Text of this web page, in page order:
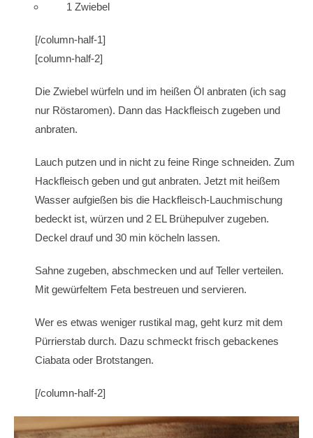
1 Zwiebel
[/column-half-1]
[column-half-2]
Die Zwiebel würfeln und im heißen Öl anbraten (ich sag
nur Röstaromen). Dann das Hackfleisch zugeben und
anbraten.
Lauch putzen und in nicht zu feine Ringe schneiden. Zum
Hackfleisch geben und gut anbraten. Jetzt mit heißem
Wasser aufgießen bis die Hackfleisch-Lauchmischung
bedeckt ist, würzen und 2 EL Brühepulver zugeben.
Deckel drauf und 30 min köcheln lassen.
Sahne zugeben, abschmecken und auf Teller verteilen.
Mit gewürfeltem Feta bestreuen und servieren.
Wer es etwas weniger rustikal mag, geht kurz mit dem
Pürrierstab durch. Dazu schmeckt frisch gebackenes
Ciabata oder Brotstangen.
[/column-half-2]